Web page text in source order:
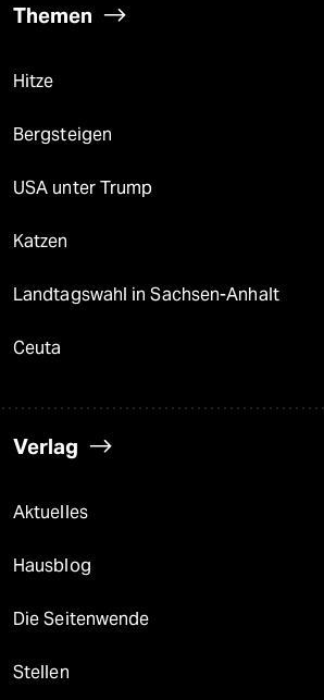
Themen
Hitze
Bergsteigen
USA unter Trump
Katzen
Landtagswahl in Sachsen-Anhalt
Ceuta
Verlag
Aktuelles
Hausblog
Die Seitenwende
Stellen